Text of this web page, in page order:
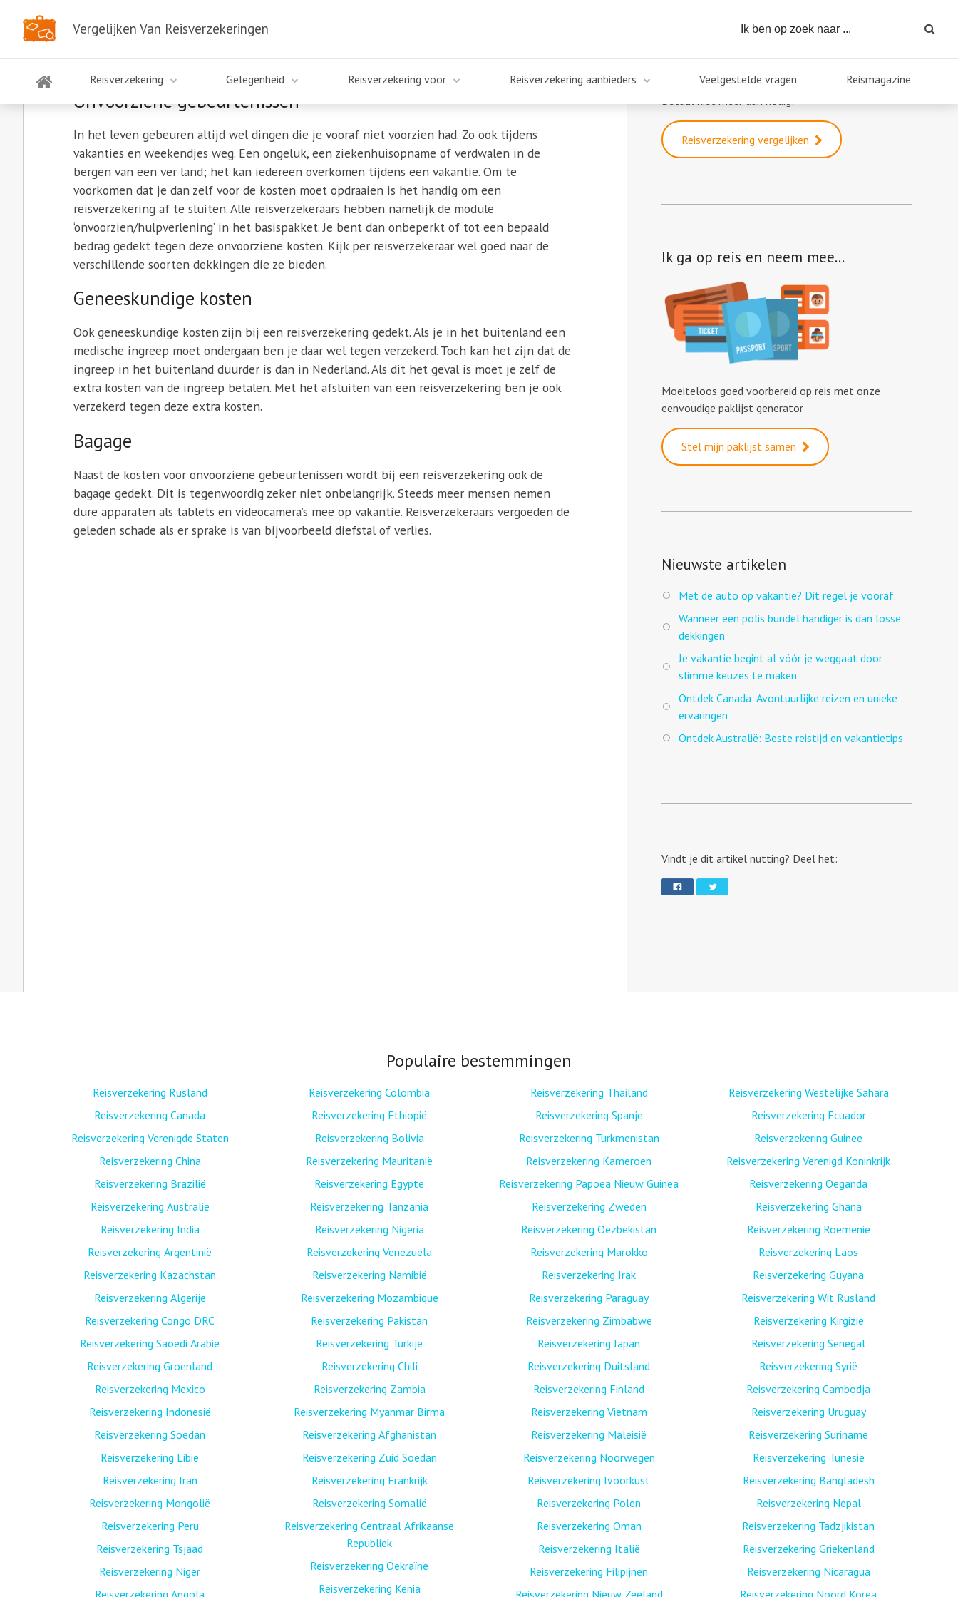
Vergelijken Van Reisverzekeringen
Reisverzekering Gelegenheid Reisverzekering voor Reisverzekering aanbieders Veelgestelde vragen Reismagazine
Waarom moet ik een reisverzekering afsluiten?
Onvoorziene gebeurtenissen
In het leven gebeuren altijd wel dingen die je vooraf niet voorzien had. Zo ook tijdens
vakanties en weekendjes weg. Een ongeluk, een ziekenhuisopname of verdwalen in de
bergen van een ver land; het kan iedereen overkomen tijdens een vakantie. Om te
voorkomen dat je dan zelf voor de kosten moet opdraaien is het handig om een
reisverzekering af te sluiten. Alle reisverzekeraars hebben namelijk de module
‘onvoorzien/hulpverlening’ in het basispakket. Je bent dan onbeperkt of tot een bepaald
bedrag gedekt tegen deze onvoorziene kosten. Kijk per reisverzekeraar wel goed naar de
verschillende soorten dekkingen die ze bieden.
Geneeskundige kosten
Ook geneeskundige kosten zijn bij een reisverzekering gedekt. Als je in het buitenland een
medische ingreep moet ondergaan ben je daar wel tegen verzekerd. Toch kan het zijn dat de
ingreep in het buitenland duurder is dan in Nederland. Als dit het geval is moet je zelf de
extra kosten van de ingreep betalen. Met het afsluiten van een reisverzekering ben je ook
verzekerd tegen deze extra kosten.
Bagage
Naast de kosten voor onvoorziene gebeurtenissen wordt bij een reisverzekering ook de
bagage gedekt. Dit is tegenwoordig zeker niet onbelangrijk. Steeds meer mensen nemen
dure apparaten als tablets en videocamera’s mee op vakantie. Reisverzekeraars vergoeden de
geleden schade als er sprake is van bijvoorbeeld diefstal of verlies.
Direct een goedkope reisverzekering?
Reisverzekering vergelijken
Ik ga op reis en neem mee…
Moeiteloos goed voorbereid op reis met onze
eenvoudige paklijst generator
Stel mijn paklijst samen
Nieuwste artikelen
Met de auto op vakantie? Dit regel je vooraf.
Wanneer een polis bundel handiger is dan losse
dekkingen
Je vakantie begint al vóór je weggaat door
slimme keuzes te maken
Ontdek Canada: Avontuurlijke reizen en unieke
ervaringen
Ontdek Australië: Beste reistijd en vakantietips
Vindt je dit artikel nutting? Deel het:
Populaire bestemmingen
Reisverzekering Rusland
Reisverzekering Canada
Reisverzekering Verenigde Staten
Reisverzekering China
Reisverzekering Brazilië
Reisverzekering Australië
Reisverzekering India
Reisverzekering Argentinië
Reisverzekering Kazachstan
Reisverzekering Algerije
Reisverzekering Congo DRC
Reisverzekering Saoedi Arabië
Reisverzekering Groenland
Reisverzekering Mexico
Reisverzekering Indonesië
Reisverzekering Soedan
Reisverzekering Libië
Reisverzekering Iran
Reisverzekering Mongolië
Reisverzekering Peru
Reisverzekering Tsjaad
Reisverzekering Niger
Reisverzekering Angola
Reisverzekering Colombia
Reisverzekering Ethiopië
Reisverzekering Bolivia
Reisverzekering Mauritanië
Reisverzekering Egypte
Reisverzekering Tanzania
Reisverzekering Nigeria
Reisverzekering Venezuela
Reisverzekering Namibië
Reisverzekering Mozambique
Reisverzekering Pakistan
Reisverzekering Turkije
Reisverzekering Chili
Reisverzekering Zambia
Reisverzekering Myanmar Birma
Reisverzekering Afghanistan
Reisverzekering Zuid Soedan
Reisverzekering Frankrijk
Reisverzekering Somalië
Reisverzekering Centraal Afrikaanse
Republiek
Reisverzekering Oekraïne
Reisverzekering Kenia
Reisverzekering Thailand
Reisverzekering Spanje
Reisverzekering Turkmenistan
Reisverzekering Kameroen
Reisverzekering Papoea Nieuw Guinea
Reisverzekering Zweden
Reisverzekering Oezbekistan
Reisverzekering Marokko
Reisverzekering Irak
Reisverzekering Paraguay
Reisverzekering Zimbabwe
Reisverzekering Japan
Reisverzekering Duitsland
Reisverzekering Finland
Reisverzekering Vietnam
Reisverzekering Maleisië
Reisverzekering Noorwegen
Reisverzekering Ivoorkust
Reisverzekering Polen
Reisverzekering Oman
Reisverzekering Italië
Reisverzekering Filipijnen
Reisverzekering Nieuw Zeeland
Reisverzekering Westelijke Sahara
Reisverzekering Ecuador
Reisverzekering Guinee
Reisverzekering Verenigd Koninkrijk
Reisverzekering Oeganda
Reisverzekering Ghana
Reisverzekering Roemenië
Reisverzekering Laos
Reisverzekering Guyana
Reisverzekering Wit Rusland
Reisverzekering Kirgizië
Reisverzekering Senegal
Reisverzekering Syrië
Reisverzekering Cambodja
Reisverzekering Uruguay
Reisverzekering Suriname
Reisverzekering Tunesië
Reisverzekering Bangladesh
Reisverzekering Nepal
Reisverzekering Tadzjikistan
Reisverzekering Griekenland
Reisverzekering Nicaragua
Reisverzekering Noord Korea